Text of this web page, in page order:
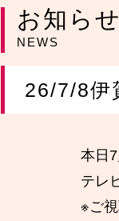
お知らせ
NEWS
26/7/8伊
本日
テレ
※ご